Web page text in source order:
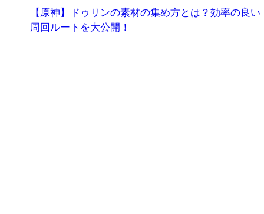
【原神】ドゥリンの素材の集め方とは？効率の良い
周回ルートを大公開！